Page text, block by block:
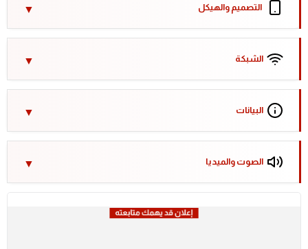
التصميم والهيكل
الشبكة
البيانات
الصوت والميديا